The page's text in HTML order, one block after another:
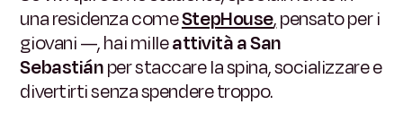
una residenza comeStepHouse,pensato per i
giovani —, hai milleattività a San
Sebastiánper staccare la spina, socializzare e
divertirti senza spendere troppo.